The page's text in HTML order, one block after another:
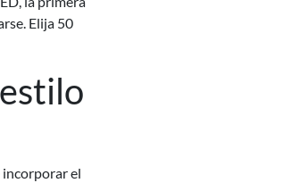
Elija 50
incorporar el